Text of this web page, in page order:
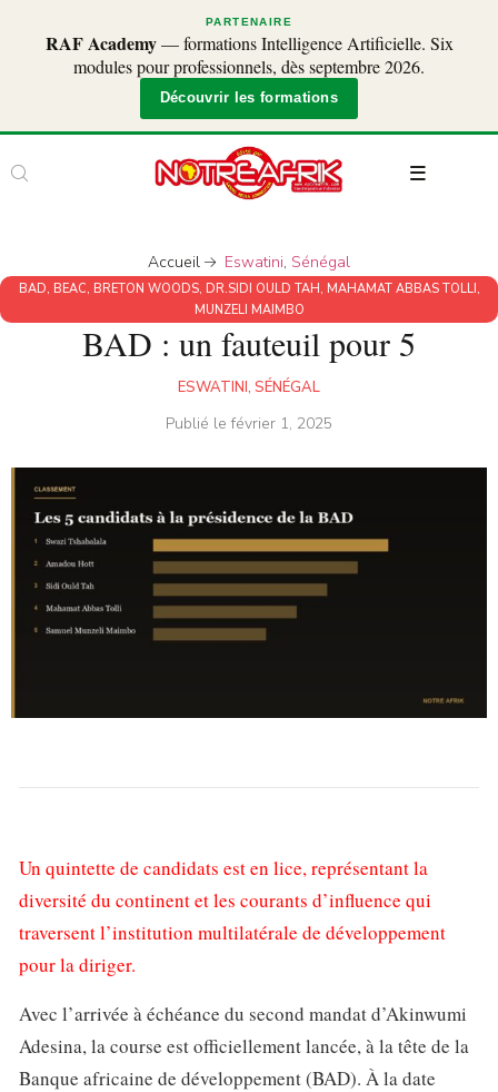
PARTENAIRE
RAF Academy— formations Intelligence Artificielle. Six
modules pour professionnels, dès septembre 2026.
Découvrir les formations
Accueil Eswatini, Sénégal
BAD, BEAC, BRETON WOODS, DR.SIDI OULD TAH, MAHAMAT ABBAS TOLLI,
MUNZELI MAIMBO
BAD : un fauteuil pour 5
ESWATINI, SÉNÉGAL
Publié lefévrier 1, 2025
Un quintette de candidats est en lice, représentant la
diversité du continent et les courants d’influence qui
traversent l’institution multilatérale de développement
pour la diriger.
Avec l’arrivée à échéance du second mandat d’Akinwumi
Adesina, la course est officiellement lancée, à la tête de la
Banque africaine de développement (BAD). À la date